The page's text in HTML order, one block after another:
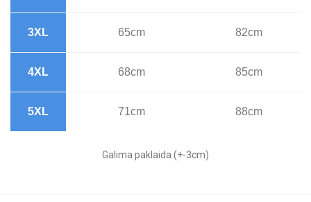
3XL 65cm 82cm
4XL 68cm 85cm
5XL 71cm 88cm
Galima paklaida (+-3cm)